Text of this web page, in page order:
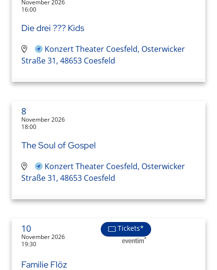
November 2026
16:00
Die drei ??? Kids
Konzert Theater Coesfeld, Osterwicker
Straße 31, 48653 Coesfeld
8
November 2026
18:00
The Soul of Gospel
Konzert Theater Coesfeld, Osterwicker
Straße 31, 48653 Coesfeld
10
November 2026
19:30
Tickets*
Familie Flöz